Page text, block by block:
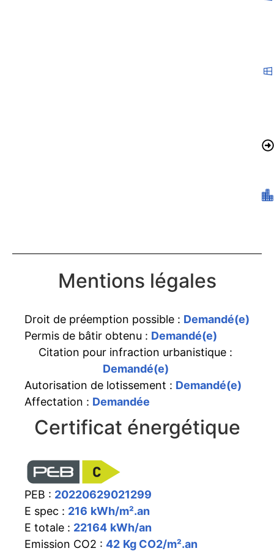
Mentions légales
Droit de préemption possible : Demandé(e)
Permis de bâtir obtenu : Demandé(e)
Citation pour infraction urbanistique :
Demandé(e)
Autorisation de lotissement : Demandé(e)
Affectation : Demandée
Certificat énergétique
PEB : 20220629021299
E spec : 216 kWh/m².an
E totale : 22164 kWh/an
Emission CO2 : 42 Kg CO2/m².an